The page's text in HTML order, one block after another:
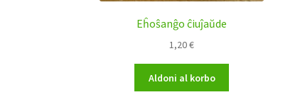
Eĥoŝanĝo ĉiuĵaŭde
1,20€
Aldoni al korbo